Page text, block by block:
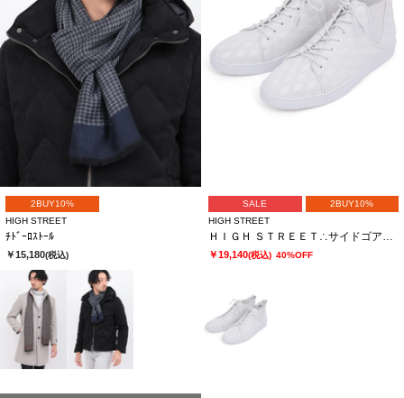
2BUY10%
HIGH STREET
ﾁﾄﾞｰﾛｽﾄｰﾙ
￥15,180(税込)
SALE
2BUY10%
HIGH STREET
ＨＩＧＨ ＳＴＲＥＥＴ∴サイドゴアハイカットカタオシドレススニーカー
￥19,140(税込) 40%OFF